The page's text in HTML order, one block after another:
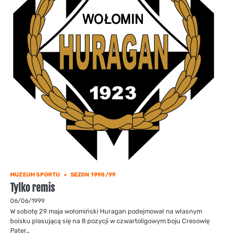
MUZEUM SPORTU SEZON 1998/99
Tylko remis
06/06/1999
W sobotę 29 maja wołomiński Huragan podejmował na własnym
boisku plasującą się na 8 pozycji w czwartoligowym boju Cresowię
Pater…